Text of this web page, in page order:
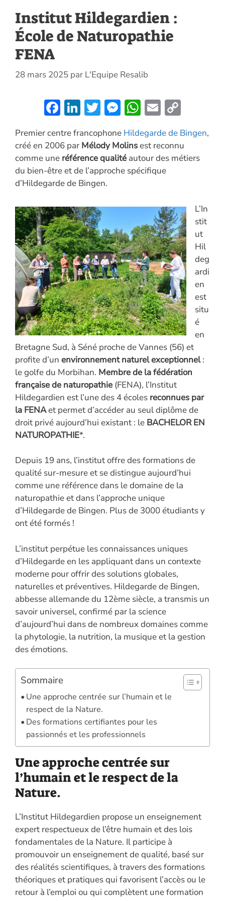
Institut Hildegardien :
École de Naturopathie
FENA
28 mars 2025 par L'Equipe Resalib
F
e
b
o
o
k
Li
k
e
dI
n
T
itt
er
M
se
n
g
W
at
s
A
p
E
ai
l
p
y
k
Premier centre francophone Hildegarde de Bingen,
créé en 2006 par Mélody Molinsest reconnu
comme une référence qualité autour des métiers
du bien-être et de l’approche spécifique
d’Hildegarde de Bingen.
L’In
stit
ut
Hil
deg
ardi
en
est
situ
é
en
Bretagne Sud, à Séné proche de Vannes (56) et
profite d’un environnement naturel exceptionnel:
le golfe du Morbihan. Membre de la fédération
française de naturopathie (FENA), l’Institut
Hildegardien est l’une des 4 écoles reconnues par
la FENAet permet d’accéder au seul diplôme de
droit privé aujourd’hui existant : le BACHELOR EN
NATUROPATHIE*.
Depuis 19 ans, l’institut offre des formations de
qualité sur-mesure et se distingue aujourd’hui
comme une référence dans le domaine de la
naturopathie et dans l’approche unique
d’Hildegarde de Bingen. Plus de 3000 étudiants y
ont été formés !
L’institut perpétue les connaissances uniques
d’Hildegarde en les appliquant dans un contexte
moderne pour offrir des solutions globales,
naturelles et préventives. Hildegarde de Bingen,
abbesse allemande du 12ème siècle, a transmis un
savoir universel, confirmé par la science
d’aujourd’hui dans de nombreux domaines comme
la phytologie, la nutrition, la musique et la gestion
des émotions.
Sommaire
Une approche centrée sur l’humain et le
respect de la Nature.
Des formations certifiantes pour les
passionnés et les professionnels
Une approche centrée sur
l’humain et le respect de la
Nature.
L’Institut Hildegardien propose un enseignement
expert respectueux de l’être humain et des lois
fondamentales de la Nature. Il participe à
promouvoir un enseignement de qualité, basé sur
des réalités scientifiques, à travers des formations
théoriques et pratiques qui favorisent l’accès ou le
retour à l’emploi ou qui complètent une formation